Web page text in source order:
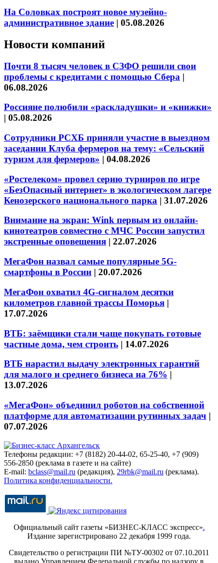
На Соловках построят новое музейно-
административное здание | 05.08.2026
Новости компаний
Почти 8 тысяч человек в СЗФО решили свои
проблемы с кредитами с помощью Сбера |
06.08.2026
Россияне полюбили «раскладушки» и «книжки»
| 05.08.2026
Сотрудники РСХБ приняли участие в выездном
заседании Клуба фермеров на тему: «Сельский
туризм для фермеров» | 04.08.2026
«Ростелеком» провел серию турниров по игре
«БезОпасный интернет» в экологическом лагере
Кенозерского национального парка | 31.07.2026
Внимание на экран: Wink первым из онлайн-
кинотеатров совместно с МЧС России запустил
экстренные оповещения | 22.07.2026
МегаФон назвал самые популярные 5G-
смартфоны в России | 20.07.2026
МегаФон охватил 4G-сигналом десятки
километров главной трассы Поморья |
17.07.2026
ВТБ: заёмщики стали чаще покупать готовые
частные дома, чем строить | 14.07.2026
ВТБ нарастил выдачу электронных гарантий
для малого и среднего бизнеса на 76% |
13.07.2026
«МегаФон» объединил роботов на собственной
платформе для автоматизации рутинных задач |
07.07.2026
Телефоны редакции: +7 (8182) 20-44-02, 65-25-40, +7 (909)
556-2850 (реклама в газете и на сайте)
E-mail: bclass@mail.ru (редакция), 29rbk@mail.ru (реклама).
Политика конфиденциальности.
Официальный сайт газеты «БИЗНЕС-КЛАСС экспресс».
Издание зарегистрировано 22 декабря 1999 года.
Свидетельство о регистрации ПИ №ТУ-00302 от 07.10.2011
выдано Управлением Федеральной службы по надзору в